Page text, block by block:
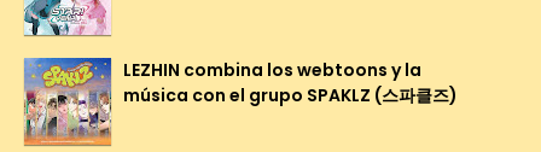
LEZHIN combina los webtoons y la
música con el grupo SPAKLZ (스파클즈)